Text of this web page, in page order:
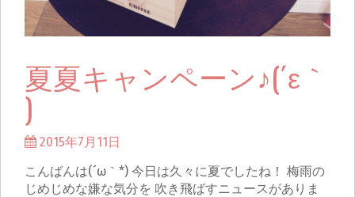
夏夏キャンペーン♪(´ε｀
)
2015年7月11日
こんばんは(´ω｀*) 今日は久々に夏でしたね！ 梅雨の
じめじめな嫌な気分を 吹き飛ばすニュースがありま